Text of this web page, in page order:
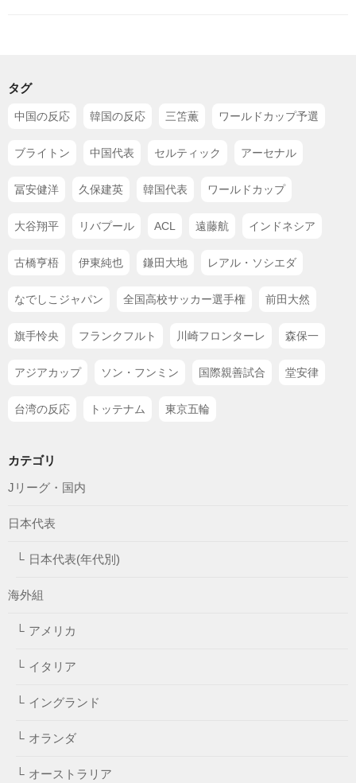
タグ
中国の反応 韓国の反応 三笘薫 ワールドカップ予選
ブライトン 中国代表 セルティック アーセナル
冨安健洋 久保建英 韓国代表 ワールドカップ
大谷翔平 リバプール ACL 遠藤航 インドネシア
古橋亨梧 伊東純也 鎌田大地 レアル・ソシエダ
なでしこジャパン 全国高校サッカー選手権 前田大然
旗手怜央 フランクフルト 川崎フロンターレ 森保一
アジアカップ ソン・フンミン 国際親善試合 堂安律
台湾の反応 トッテナム 東京五輪
カテゴリ
Jリーグ・国内
日本代表
日本代表(年代別)
海外組
アメリカ
イタリア
イングランド
オランダ
オーストラリア